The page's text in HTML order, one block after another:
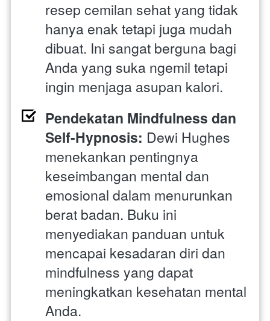
resep cemilan sehat yang tidak
hanya enak tetapi juga mudah
dibuat. Ini sangat berguna bagi
Anda yang suka ngemil tetapi
ingin menjaga asupan kalori.
Pendekatan Mindfulness dan
Self-Hypnosis: Dewi Hughes
menekankan pentingnya
keseimbangan mental dan
emosional dalam menurunkan
berat badan. Buku ini
menyediakan panduan untuk
mencapai kesadaran diri dan
mindfulness yang dapat
meningkatkan kesehatan mental
Anda.